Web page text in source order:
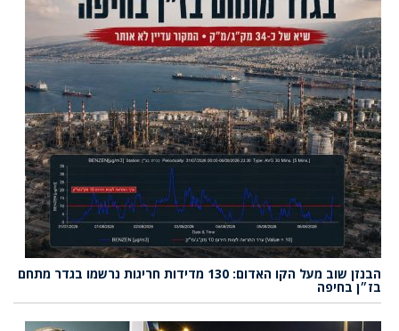
הבנזן שוב מעל הקו האדום: 130 מדידות חריגות נרשמו בגדר מתחם
בז״ן בחיפה